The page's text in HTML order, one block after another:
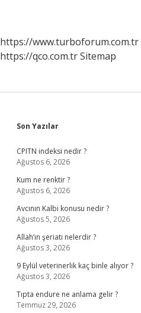
https://www.turboforum.com.tr
https://qco.com.trSitemap
Sidebar
Son Yazılar
CPITN indeksi nedir ?
Ağustos 6, 2026
Kum ne renktir ?
Ağustos 6, 2026
Avcının Kalbi konusu nedir ?
Ağustos 5, 2026
Allah’ın şeriatı nelerdir ?
Ağustos 3, 2026
9 Eylül veterinerlik kaç binle alıyor ?
Ağustos 3, 2026
Tıpta endure ne anlama gelir ?
Temmuz 29, 2026